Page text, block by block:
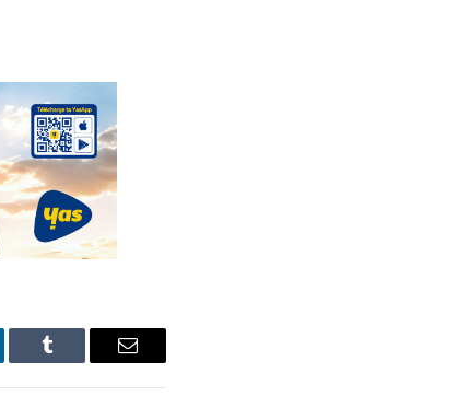
Tumblr Email